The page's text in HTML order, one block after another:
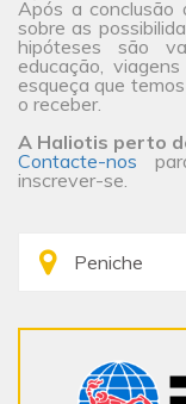
Após a conclusão
sobre as
hipóteses são
educação,
esqueça que
o receber.
A Haliotis perto
Contacte-nos
inscrever-se.